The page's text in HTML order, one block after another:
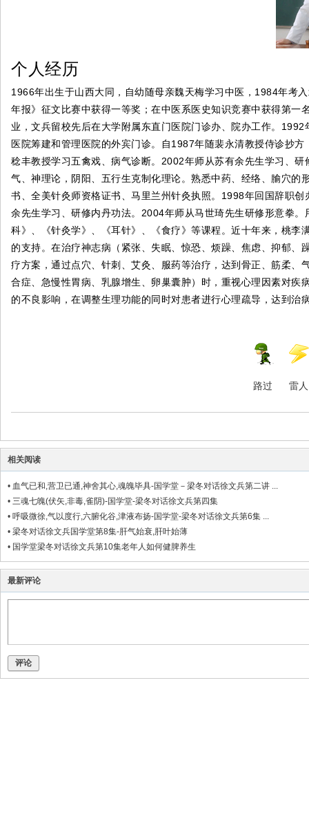
个人经历
1966年出生于山西大同，自幼随母亲魏天梅学习中医，1984年考
年报》征文比赛中获得一等奖；在中医系医史知识竞赛中获得第
业，文兵留校先后在大学附属东直门医院门诊办、院办工作。
医院筹建和管理医院的外宾门诊。自1987年随裴永清教授侍诊抄
稔丰教授学习五禽戏、病气诊断。2002年师从苏有余先生学习、
气、神理论，阴阳、五行生克制化理论。熟悉中药、经络、腧穴
书、全美针灸师资格证书、马里兰州针灸执照。1998年回国辞职
余先生学习、研修内丹功法。2004年师从马世琦先生研修形意拳
科》、《针灸学》、《耳针》、《食疗》等课程。近十年来，桃
的支持。在治疗神志病（紧张、失眠、惊恐、烦躁、焦虑、抑郁
疗方案，通过点穴、针刺、艾灸、服药等治疗，达到骨正、筋柔
合症、急慢性胃病、乳腺增生、卵巢囊肿）时，重视心理因素对
的不良影响，在调整生理功能的同时对患者进行心理疏导，达到治
路过 雷人
相关阅读
• 血气已和,营卫已通,神舍其心,魂魄毕具-国学堂－梁冬对话徐文兵第二讲 ...
• 三魂七魄(伏矢,非毒,雀阴)-国学堂-梁冬对话徐文兵第四集
• 呼吸微徐,气以度行,六腑化谷,津液布扬-国学堂-梁冬对话徐文兵第6集 ...
• 梁冬对话徐文兵国学堂第8集-肝气始衰,肝叶始薄
• 国学堂梁冬对话徐文兵第10集老年人如何健脾养生
最新评论
评论